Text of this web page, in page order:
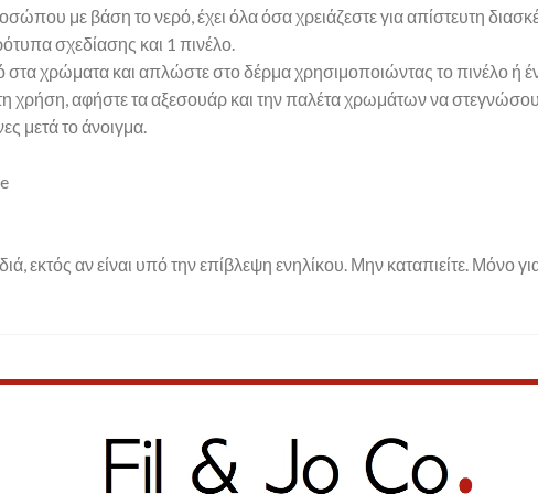
με βάση το νερό, έχει όλα όσα χρειάζεστε για απίστευτη
σχεδίασης και 1 πινέλο.
χρώματα και απλώστε στο δέρμα χρησιμοποιώντας το πινέλο ή
χρήση, αφήστε τα αξεσουάρ και την παλέτα χρωμάτων να
μετά το άνοιγμα.
εκτός αν είναι υπό την επίβλεψη ενηλίκου. Μην καταπιείτε. Μόνο